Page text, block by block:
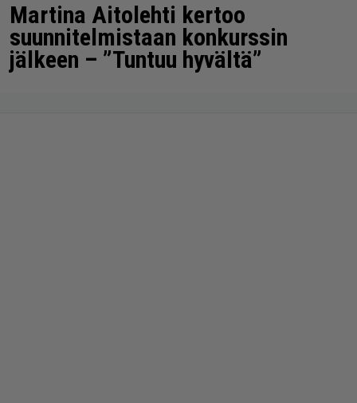
Martina Aitolehti kertoo
suunnitelmistaan konkurssin
jälkeen – ”Tuntuu hyvältä”